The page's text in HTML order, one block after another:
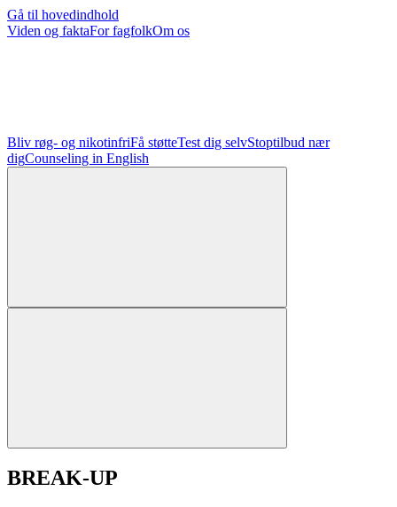
Gå til hovedindhold
Viden og faktaFor fagfolkOm os
Bliv røg- og nikotinfriFå støtteTest dig selvStoptilbud nær
digCounseling in English
BREAK-UP